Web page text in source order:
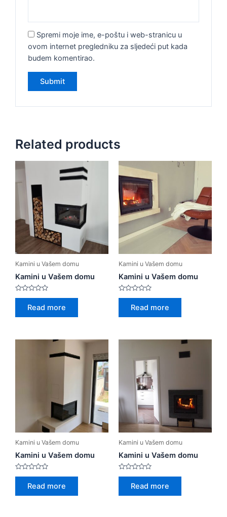
Spremi moje ime, e-poštu i web-stranicu u
ovom internet pregledniku za sljedeći put kada
budem komentirao.
Related products
Kamini u Vašem domu
Kamini u Vašem domu
Rated
Read more
Kamini u Vašem domu
Kamini u Vašem domu
Rated
Read more
Kamini u Vašem domu
Kamini u Vašem domu
Rated
Read more
Kamini u Vašem domu
Kamini u Vašem domu
Rated
Read more